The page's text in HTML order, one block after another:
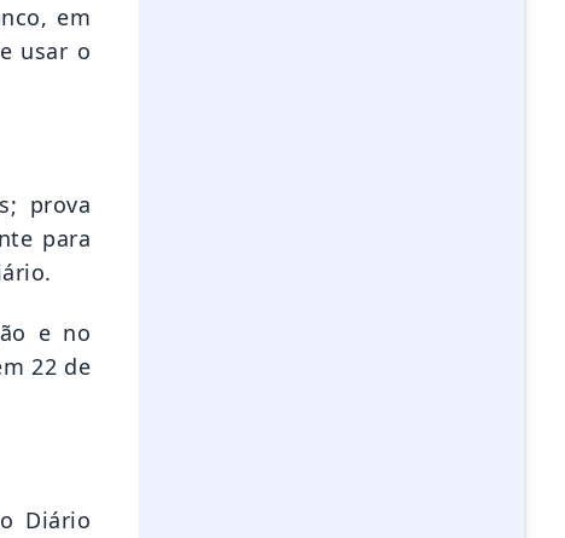
em
usar o
prova
para
e no
22 de
Diário